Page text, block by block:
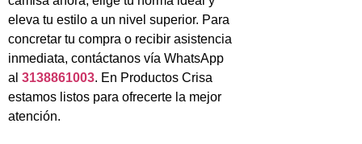
eleva tu estilo a un nivel superior. Para
concretar tu compra o recibir asistencia
inmediata, contáctanos vía WhatsApp
al 3138861003. En Productos Crisa
estamos listos para ofrecerte la mejor
atención.